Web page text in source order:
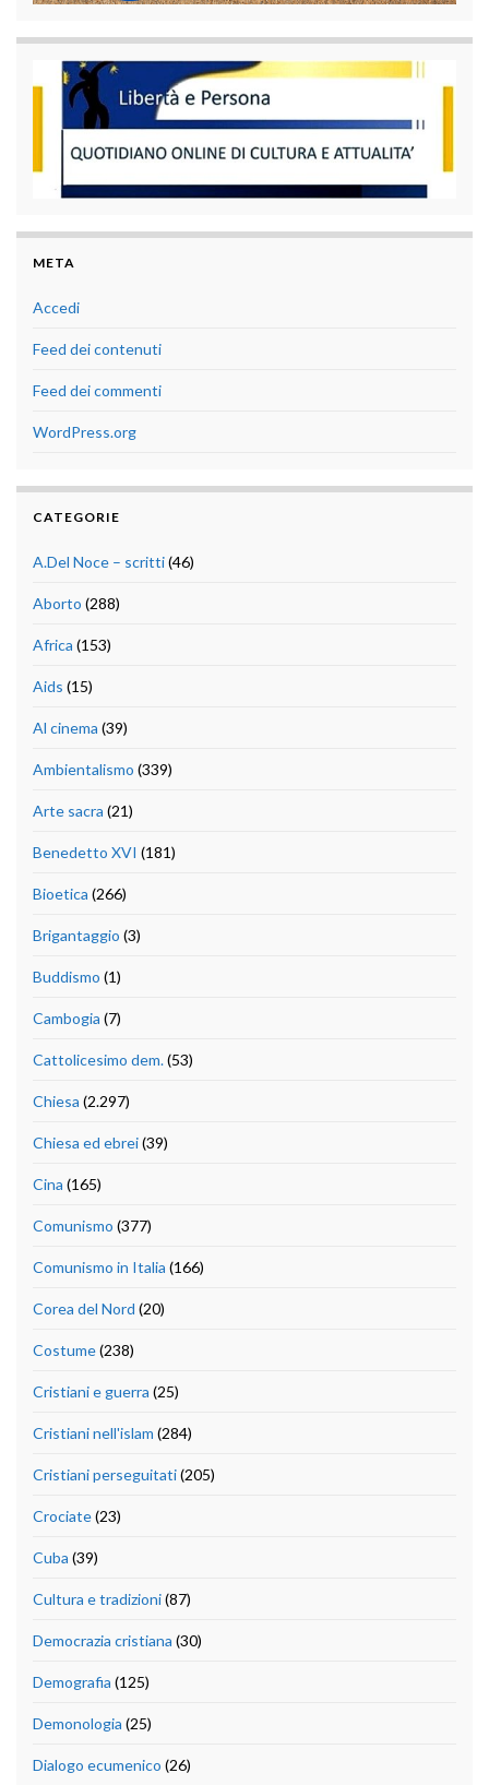
META
Accedi
Feed dei contenuti
Feed dei commenti
WordPress.org
CATEGORIE
A.Del Noce – scritti(46)
Aborto (288)
Africa (153)
Aids (15)
Al cinema (39)
Ambientalismo (339)
Arte sacra (21)
Benedetto XVI (181)
Bioetica (266)
Brigantaggio (3)
Buddismo (1)
Cambogia (7)
Cattolicesimo dem.(53)
Chiesa (2.297)
Chiesa ed ebrei(39)
Cina (165)
Comunismo (377)
Comunismo in Italia (166)
Corea del Nord (20)
Costume(238)
Cristiani e guerra (25)
Cristiani nell'islam (284)
Cristiani perseguitati(205)
Crociate(23)
Cuba (39)
Cultura e tradizioni(87)
Democrazia cristiana (30)
Demografia (125)
Demonologia (25)
Dialogo ecumenico (26)